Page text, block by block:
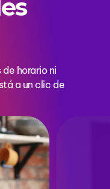
horario ni
a un clic de